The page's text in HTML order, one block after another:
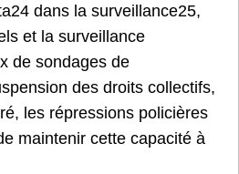
dans la surveillance25,
et la surveillance
de sondages de
des droits collectifs,
les répressions policières
maintenir cette capacité à